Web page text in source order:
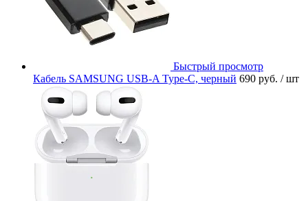
Быстрый просмотр
Кабель SAMSUNG USB-A Type-C, черный 690 руб. / шт